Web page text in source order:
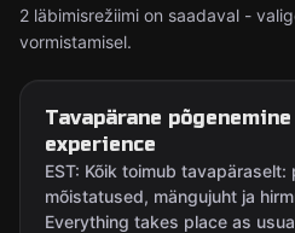
2 läbimisrežiimi on saadaval -
vormistamisel.
Tavapärane
experience
EST: Kõik toimub tavapäraselt:
mõistatused, mängujuht ja
Everything takes place as